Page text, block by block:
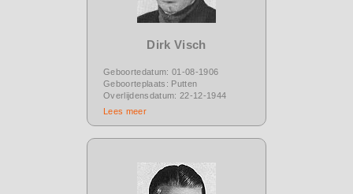
Dirk Visch
Geboortedatum: 01-08-1906
Geboorteplaats: Putten
Overlijdensdatum: 22-12-1944
Lees meer